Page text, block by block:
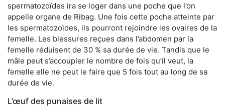
spermatozoïdes ira se loger dans une poche que l’on
appelle organe de Ribag. Une fois cette poche atteinte par
les spermatozoïdes, ils pourront rejoindre les ovaires de la
femelle. Les blessures reçues dans l’abdomen par la
femelle réduisent de 30 % sa durée de vie. Tandis que le
mâle peut s’accoupler le nombre de fois qu’il veut, la
femelle elle ne peut le faire que 5 fois tout au long de sa
durée de vie.
L’œuf des punaises de lit